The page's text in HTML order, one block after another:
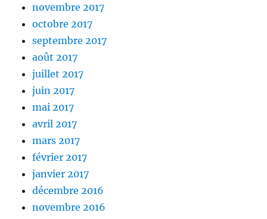
novembre 2017
octobre 2017
septembre 2017
août 2017
juillet 2017
juin 2017
mai 2017
avril 2017
mars 2017
février 2017
janvier 2017
décembre 2016
novembre 2016